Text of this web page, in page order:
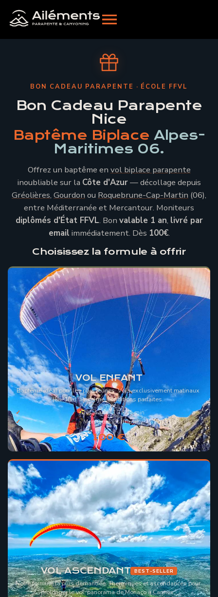
BON CADEAU PARAPENTE · ÉCOLE FFVL
Bon Cadeau Parapente
Nice
Baptême BiplaceAlpes-
Maritimes 06.
Offrez un baptême en vol biplace parapente
inoubliable sur la Côte d'Azur— décollage depuis
Gréolières, Gourdon ou Roquebrune-Cap-Martin (06),
entre Méditerranée et Mercantour. Moniteurs
diplômés d'État FFVL. Bon valable 1 an, livré par
email immédiatement. Dès 100€.
Choisissez la formule à offrir
VOL ENFANT
Baptême idéal pour les plus jeunes. Vols exclusivement matinaux
(8h–10h), air calme, conditions parfaites.
Dès 4 ans · 10 à 15 min
Moniteur kids-friendly
100 €
VOL ASCENDANT BEST-SELLER
Notre formule la plus demandée. Thermiques et ascendances pour
prolonger le vol, panorama de Monaco à Cannes.